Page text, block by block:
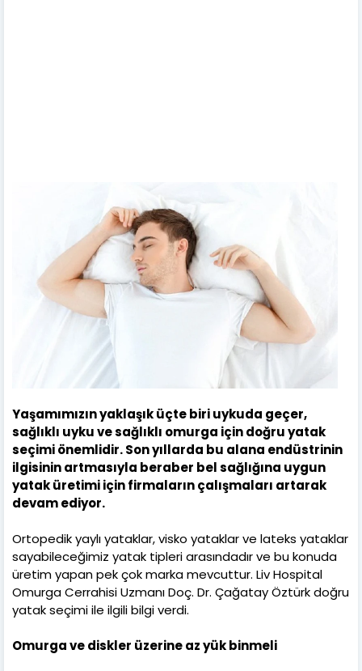
Yaşamımızın yaklaşık üçte biri uykuda geçer,
sağlıklı uyku ve sağlıklı omurga için doğru yatak
seçimi önemlidir. Son yıllarda bu alana endüstrinin
ilgisinin artmasıyla beraber bel sağlığına uygun
yatak üretimi için firmaların çalışmaları artarak
devam ediyor.
Ortopedik yaylı yataklar, visko yataklar ve lateks yataklar
sayabileceğimiz yatak tipleri arasındadır ve bu konuda
üretim yapan pek çok marka mevcuttur. Liv Hospital
Omurga Cerrahisi Uzmanı Doç. Dr. Çağatay Öztürk doğru
yatak seçimi ile ilgili bilgi verdi.
Omurga ve diskler üzerine az yük binmeli